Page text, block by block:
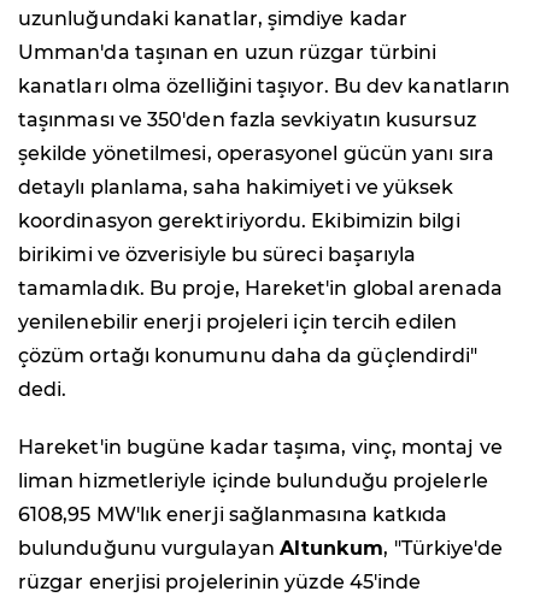
uzunluğundaki kanatlar, şimdiye kadar
Umman'da taşınan en uzun rüzgar türbini
kanatları olma özelliğini taşıyor. Bu dev kanatların
taşınması ve 350'den fazla sevkiyatın kusursuz
şekilde yönetilmesi, operasyonel gücün yanı sıra
detaylı planlama, saha hakimiyeti ve yüksek
koordinasyon gerektiriyordu. Ekibimizin bilgi
birikimi ve özverisiyle bu süreci başarıyla
tamamladık. Bu proje, Hareket'in global arenada
yenilenebilir enerji projeleri için tercih edilen
çözüm ortağı konumunu daha da güçlendirdi"
dedi.
Hareket'in bugüne kadar taşıma, vinç, montaj ve
liman hizmetleriyle içinde bulunduğu projelerle
6108,95 MW'lık enerji sağlanmasına katkıda
bulunduğunu vurgulayan Altunkum, "Türkiye'de
rüzgar enerjisi projelerinin yüzde 45'inde